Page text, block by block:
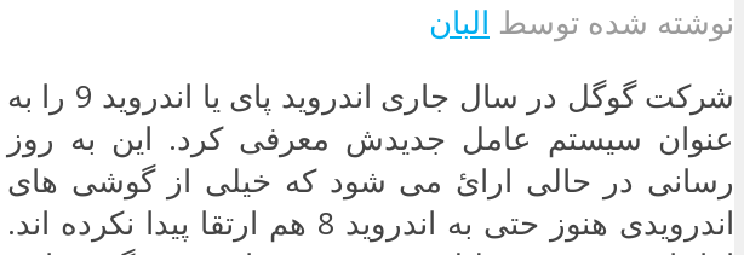
نوشته شده توسط البان
شرکت گوگل در سال جاری اندروید پای یا اندروید 9 را به
عنوان سیستم عامل جدیدش معرفی کرد. این به روز
رسانی در حالی ارائ می شود که خیلی از گوشی های
اندرویدی هنوز حتی به اندروید 8 هم ارتقا پیدا نکرده اند.